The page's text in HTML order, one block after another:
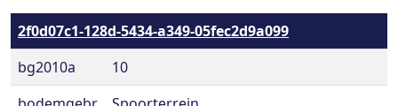
2f0d07c1-128d-5434-a349-05fec2d9a099
bg2010a
10